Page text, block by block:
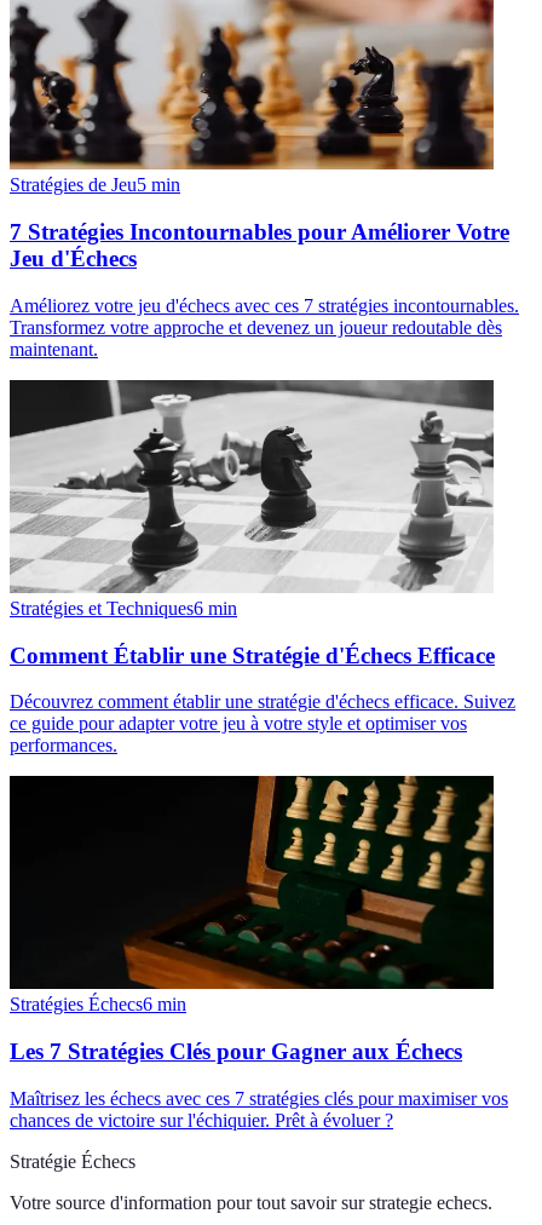
Stratégies de Jeu5 min
7 Stratégies Incontournables pour Améliorer Votre
Jeu d'Échecs
Améliorez votre jeu d'échecs avec ces 7 stratégies incontournables.
Transformez votre approche et devenez un joueur redoutable dès
maintenant.
Stratégies et Techniques6 min
Comment Établir une Stratégie d'Échecs Efficace
Découvrez comment établir une stratégie d'échecs efficace. Suivez
ce guide pour adapter votre jeu à votre style et optimiser vos
performances.
Stratégies Échecs6 min
Les 7 Stratégies Clés pour Gagner aux Échecs
Maîtrisez les échecs avec ces 7 stratégies clés pour maximiser vos
chances de victoire sur l'échiquier. Prêt à évoluer ?
Stratégie Échecs
Votre source d'information pour tout savoir sur strategie echecs.